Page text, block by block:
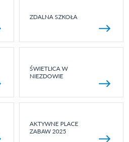
ZDALNA SZKOŁA
ŚWIETLICA W
NIEZDOWIE
AKTYWNE PLACE
ZABAW 2025